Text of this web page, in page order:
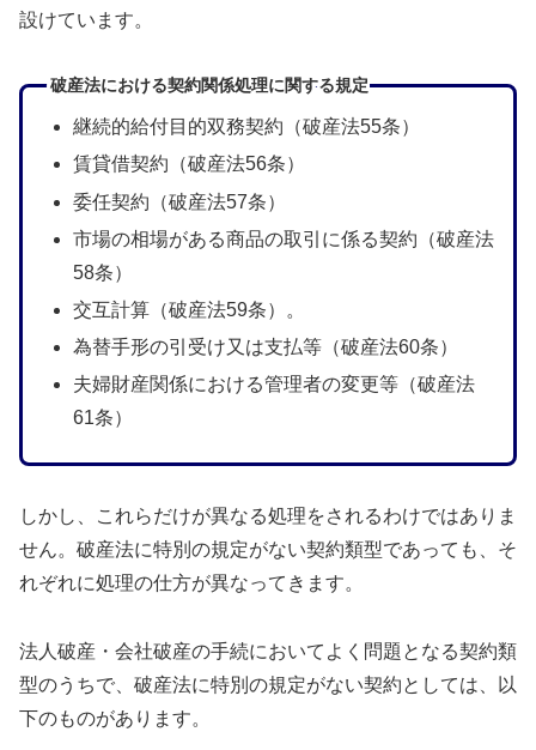
設けています。
破産法における契約関係処理に関する規定
継続的給付目的双務契約（破産法55条）
賃貸借契約（破産法56条）
委任契約（破産法57条）
市場の相場がある商品の取引に係る契約（破産法
58条）
交互計算（破産法59条）。
為替手形の引受け又は支払等（破産法60条）
夫婦財産関係における管理者の変更等（破産法
61条）
しかし、これらだけが異なる処理をされるわけではありま
せん。破産法に特別の規定がない契約類型であっても、そ
れぞれに処理の仕方が異なってきます。
法人破産・会社破産の手続においてよく問題となる契約類
型のうちで、破産法に特別の規定がない契約としては、以
下のものがあります。